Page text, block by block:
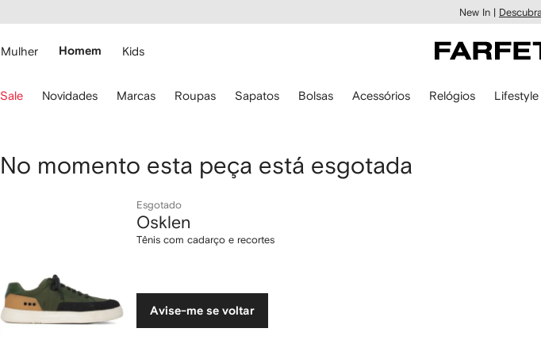
New In |
Mulher Homem Kids
Sale Novidades Marcas Roupas Sapatos Bolsas Acessórios Relógios Lifestyle
Osklen
e
recortes
No momento esta peça está esgotada
Esgotado
Osklen
Tênis com cadarço e recortes
Avise-me se voltar